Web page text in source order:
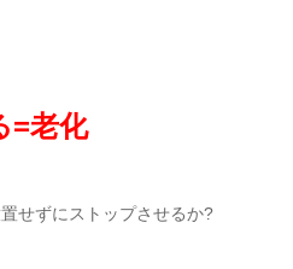
=老化
せずにストップさせるか?